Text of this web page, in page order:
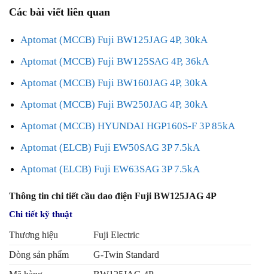
Các bài viết liên quan
Aptomat (MCCB) Fuji BW125JAG 4P, 30kA
Aptomat (MCCB) Fuji BW125SAG 4P, 36kA
Aptomat (MCCB) Fuji BW160JAG 4P, 30kA
Aptomat (MCCB) Fuji BW250JAG 4P, 30kA
Aptomat (MCCB) HYUNDAI HGP160S-F 3P 85kA
Aptomat (ELCB) Fuji EW50SAG 3P 7.5kA
Aptomat (ELCB) Fuji EW63SAG 3P 7.5kA
Thông tin chi tiết cầu dao điện Fuji BW125JAG 4P
Chi tiết kỹ thuật
Thương hiệu
Fuji Electric
Dòng sản phẩm
G-Twin Standard